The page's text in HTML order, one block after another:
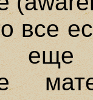
все